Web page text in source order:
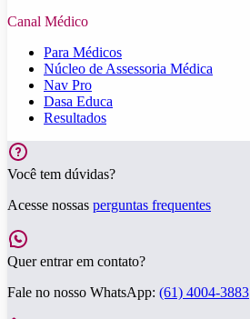
Canal Médico
Para Médicos
Núcleo de Assessoria Médica
Nav Pro
Dasa Educa
Resultados
Você tem dúvidas?
Acesse nossas perguntas frequentes
Quer entrar em contato?
Fale no nosso WhatsApp: (61) 4004-3883